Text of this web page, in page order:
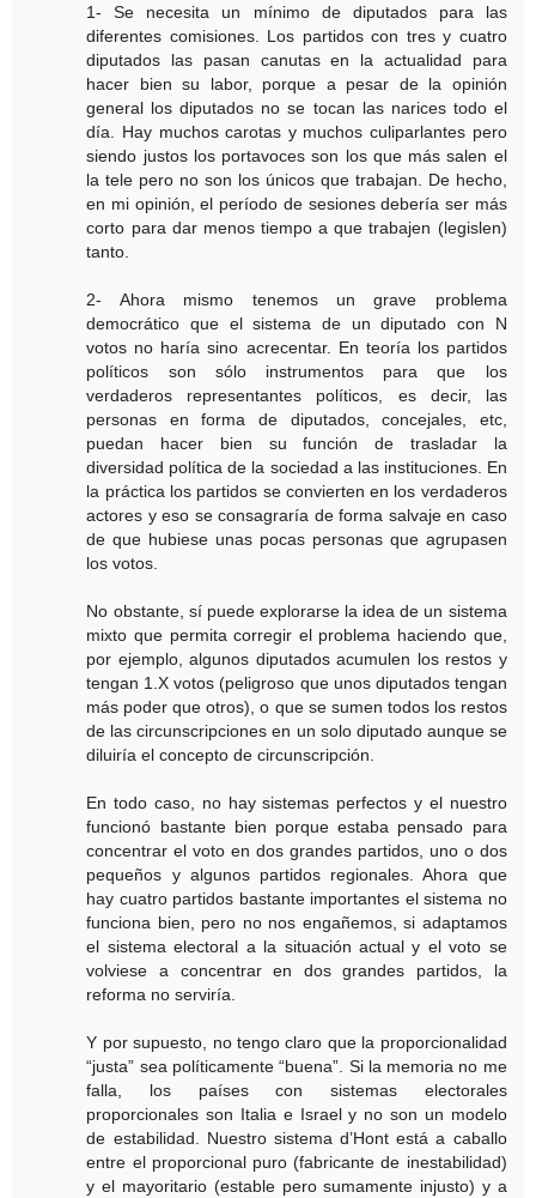
1- Se necesita un mínimo de diputados para las
diferentes comisiones. Los partidos con tres y cuatro
diputados las pasan canutas en la actualidad para
hacer bien su labor, porque a pesar de la opinión
general los diputados no se tocan las narices todo el
día. Hay muchos carotas y muchos culiparlantes pero
siendo justos los portavoces son los que más salen el
la tele pero no son los únicos que trabajan. De hecho,
en mi opinión, el período de sesiones debería ser más
corto para dar menos tiempo a que trabajen (legislen)
tanto.
2- Ahora mismo tenemos un grave problema
democrático que el sistema de un diputado con N
votos no haría sino acrecentar. En teoría los partidos
políticos son sólo instrumentos para que los
verdaderos representantes políticos, es decir, las
personas en forma de diputados, concejales, etc,
puedan hacer bien su función de trasladar la
diversidad política de la sociedad a las instituciones. En
la práctica los partidos se convierten en los verdaderos
actores y eso se consagraría de forma salvaje en caso
de que hubiese unas pocas personas que agrupasen
los votos.
No obstante, sí puede explorarse la idea de un sistema
mixto que permita corregir el problema haciendo que,
por ejemplo, algunos diputados acumulen los restos y
tengan 1.X votos (peligroso que unos diputados tengan
más poder que otros), o que se sumen todos los restos
de las circunscripciones en un solo diputado aunque se
diluiría el concepto de circunscripción.
En todo caso, no hay sistemas perfectos y el nuestro
funcionó bastante bien porque estaba pensado para
concentrar el voto en dos grandes partidos, uno o dos
pequeños y algunos partidos regionales. Ahora que
hay cuatro partidos bastante importantes el sistema no
funciona bien, pero no nos engañemos, si adaptamos
el sistema electoral a la situación actual y el voto se
volviese a concentrar en dos grandes partidos, la
reforma no serviría.
Y por supuesto, no tengo claro que la proporcionalidad
“justa” sea políticamente “buena”. Si la memoria no me
falla, los países con sistemas electorales
proporcionales son Italia e Israel y no son un modelo
de estabilidad. Nuestro sistema d’Hont está a caballo
entre el proporcional puro (fabricante de inestabilidad)
y el mayoritario (estable pero sumamente injusto) y a